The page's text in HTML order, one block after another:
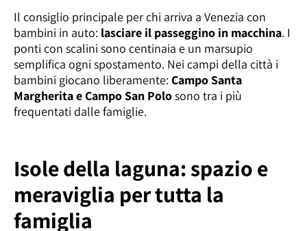
Il consiglio principale per chi arriva a Venezia con
bambini in auto: lasciare il passeggino in macchina. I
ponti con scalini sono centinaia e un marsupio
semplifica ogni spostamento. Nei campi della città i
bambini giocano liberamente: Campo Santa
Margherita e Campo San Polosono tra i più
frequentati dalle famiglie.
Isole della laguna: spazio e
meraviglia per tutta la
famiglia